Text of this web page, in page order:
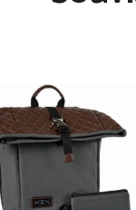
max.165° při
Swan-Fix i-Size
včetně systému
zabraňuje
Vestavěný systém